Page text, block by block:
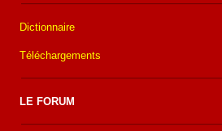
Dictionnaire
Téléchargements
LE FORUM